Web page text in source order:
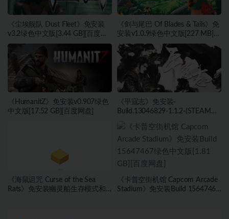
《尘埃舰队 Dust Fleet》免安装
v3.2绿色中文版[3.44 GB][百度网
盘]
《剑与尾巴 Of Blades & Tails》免
安装v1.0.9绿色中文版[227 MB]
[百度网盘]
《HumanitZ》免安装v0.907绿色
中文版[17.52 GB][百度网盘]
《平寇志》免安装-
Build.13046829-1.1.2-(STEAM官
GB][百度网盘]
《海鼠诅咒 Curse of the Sea
Rats》免安装幽灵船生存模式和
《卡普空街机馆 Capcom Arcade
Stadium》免安装Build 15647467